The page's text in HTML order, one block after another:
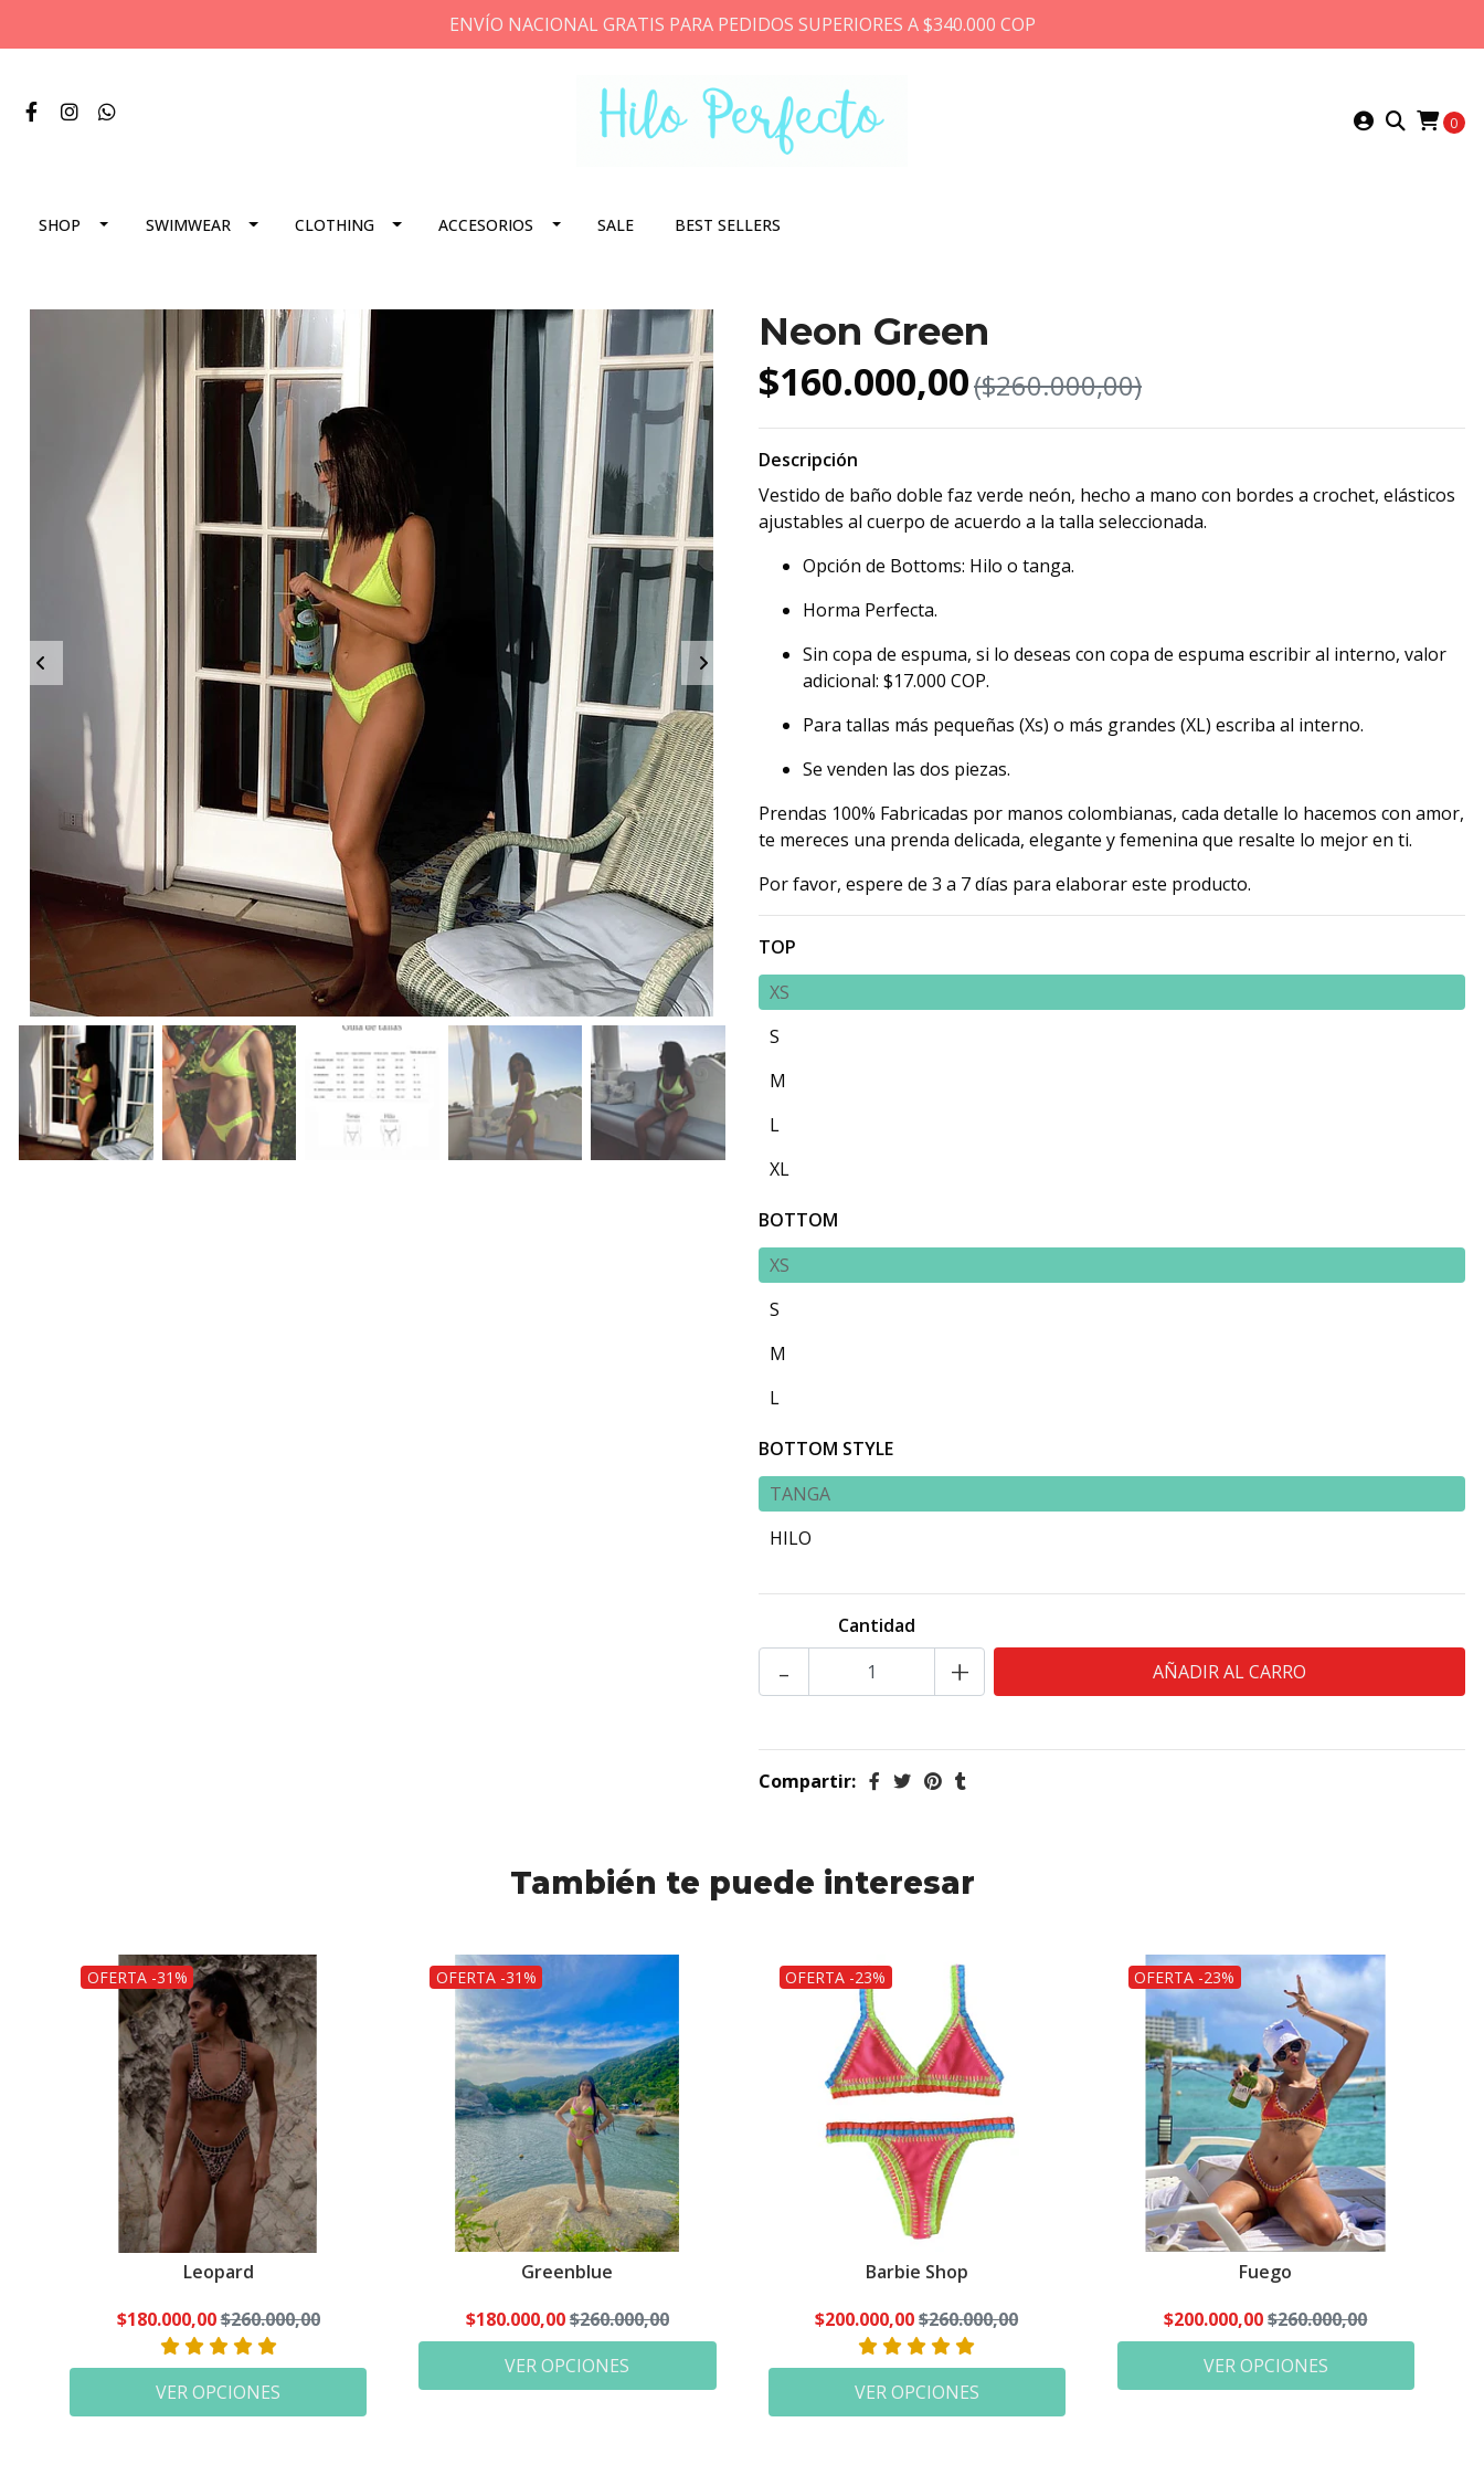
ENVÍO NACIONAL GRATIS PARA PEDIDOS SUPERIORES A $340.000 COP
0
SHOP SWIMWEAR CLOTHING ACCESORIOS SALE BEST SELLERS
Neon Green
$160.000,00($260.000,00)
Descripción
Vestido de baño doble faz verde neón, hecho a mano con bordes a crochet, elásticos
ajustables al cuerpo de acuerdo a la talla seleccionada.
Opción de Bottoms: Hilo o tanga.
Horma Perfecta.
Sin copa de espuma, si lo deseas con copa de espuma escribir al interno, valor
adicional: $17.000 COP.
Para tallas más pequeñas (Xs) o más grandes (XL) escriba al interno.
Se venden las dos piezas.
Prendas 100% Fabricadas por manos colombianas, cada detalle lo hacemos con amor,
te mereces una prenda delicada, elegante y femenina que resalte lo mejor en ti.
Por favor, espere de 3 a 7 días para elaborar este producto.
TOP
XS
S
M
L
XL
BOTTOM
XS
S
M
L
BOTTOM STYLE
TANGA
HILO
Cantidad
- +
Compartir:
También te puede interesar
OFERTA -31%
Leopard
$180.000,00$260.000,00
VER OPCIONES
OFERTA -31%
Greenblue
$180.000,00$260.000,00
VER OPCIONES
OFERTA -23%
Barbie Shop
$200.000,00$260.000,00
VER OPCIONES
OFERTA -23%
Fuego
$200.000,00$260.000,00
VER OPCIONES